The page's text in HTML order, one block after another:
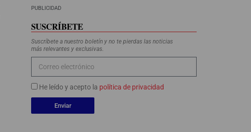
PUBLICIDAD
SUSCRÍBETE
Suscríbete a nuestro boletín y no te pierdas las noticias
más relevantes y exclusivas.
He leído y acepto la política de privacidad
Enviar